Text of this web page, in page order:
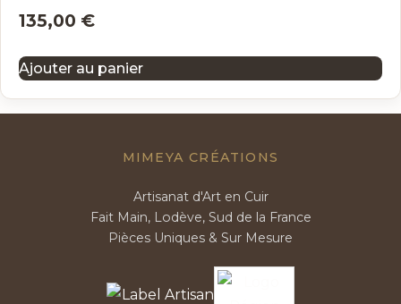
135,00 €
Ajouter au panier
MIMEYA CRÉATIONS
Artisanat d'Art en Cuir
Fait Main, Lodève, Sud de la France
Pièces Uniques & Sur Mesure